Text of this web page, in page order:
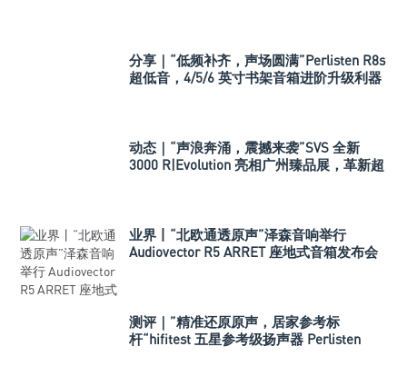
分享｜“低频补齐，声场圆满”Perlisten R8s
超低音，4/5/6 英寸书架音箱进阶升级利器
动态｜“声浪奔涌，震撼来袭”SVS 全新
3000 R|Evolution 亮相广州臻品展，革新超
业界丨“北欧通透原声”泽森音响举行
Audiovector R5 ARRET 座地式音箱发布会
测评｜”精准还原原声，居家参考标
杆“hifitest 五星参考级扬声器 Perlisten